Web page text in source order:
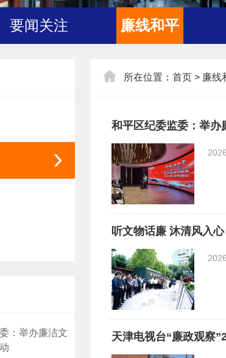
要闻关注 廉线和平
：举办廉洁文
所在位置： 首页 > 廉线
和平区纪委监委：举办
听文物话廉 沐清风入
天津电视台“廉政观察